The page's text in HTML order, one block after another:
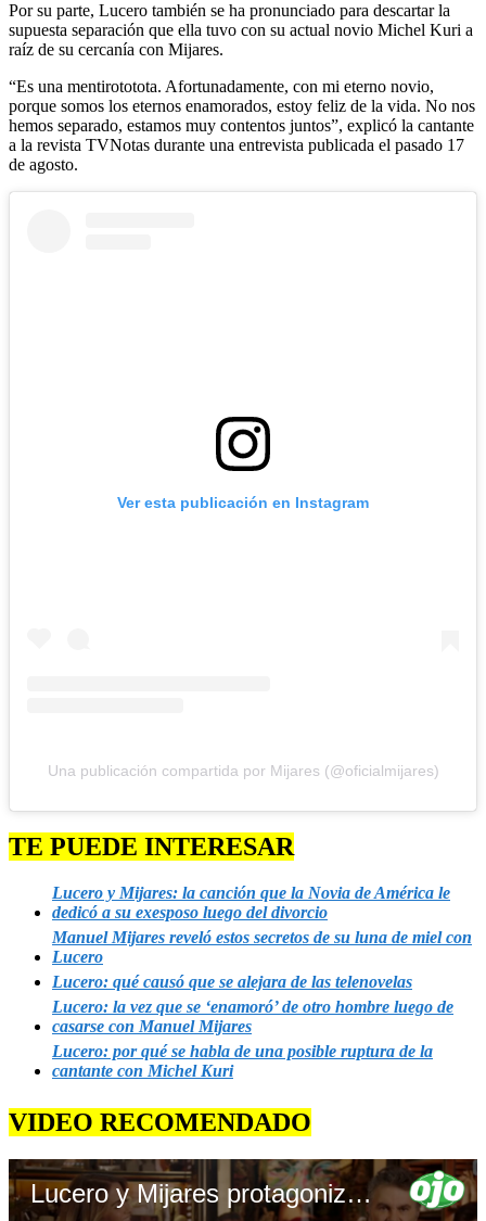
Por su parte, Lucero también se ha pronunciado para descartar la
supuesta separación que ella tuvo con su actual novio Michel Kuri a
raíz de su cercanía con Mijares.
“Es una mentirototota. Afortunadamente, con mi eterno novio,
porque somos los eternos enamorados, estoy feliz de la vida. No nos
hemos separado, estamos muy contentos juntos”, explicó la cantante
a la revista TVNotas durante una entrevista publicada el pasado 17
de agosto.
Ver esta publicación en Instagram
Una publicación compartida por Mijares (@oficialmijares)
TE PUEDE INTERESAR
Lucero y Mijares: la canción que la Novia de América le
dedicó a su exesposo luego del divorcio
Manuel Mijares reveló estos secretos de su luna de miel con
Lucero
Lucero: qué causó que se alejara de las telenovelas
Lucero: la vez que se ‘enamoró’ de otro hombre luego de
casarse con Manuel Mijares
Lucero: por qué se habla de una posible ruptura de la
cantante con Michel Kuri
VIDEO RECOMENDADO
Lucero y Mijares protagonizan tenso momento por canción de Gian Marco | Diario OJO